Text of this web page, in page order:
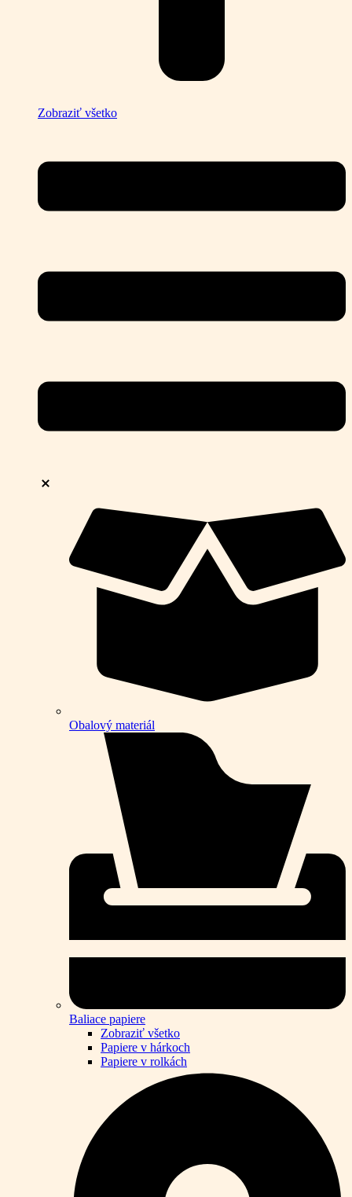
Zobraziť všetko
Obalový materiál
Baliace papiere
Zobraziť všetko
Papiere v hárkoch
Papiere v rolkách